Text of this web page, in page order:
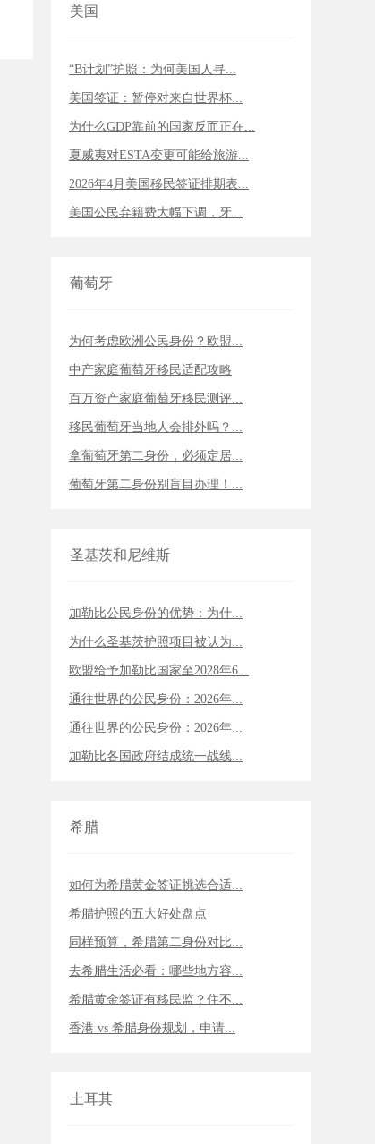
美国
“B计划”护照：为何美国人寻...
美国签证：暂停对来自世界杯...
为什么GDP靠前的国家反而正在...
夏威夷对ESTA变更可能给旅游...
2026年4月美国移民签证排期表...
美国公民弃籍费大幅下调，牙...
葡萄牙
为何考虑欧洲公民身份？欧盟...
中产家庭葡萄牙移民适配攻略
百万资产家庭葡萄牙移民测评...
移民葡萄牙当地人会排外吗？...
拿葡萄牙第二身份，必须定居...
葡萄牙第二身份别盲目办理！...
圣基茨和尼维斯
加勒比公民身份的优势：为什...
为什么圣基茨护照项目被认为...
欧盟给予加勒比国家至2028年6...
通往世界的公民身份：2026年...
通往世界的公民身份：2026年...
加勒比各国政府结成统一战线...
希腊
如何为希腊黄金签证挑选合适...
希腊护照的五大好处盘点
同样预算，希腊第二身份对比...
去希腊生活必看：哪些地方容...
希腊黄金签证有移民监？住不...
香港 vs 希腊身份规划，申请...
土耳其